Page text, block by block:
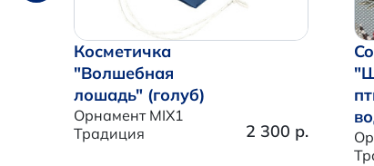
Косметичка
"Волшебная
лошадь" (голуб)
Орнамент MIX1
Традиция
2 300 р.